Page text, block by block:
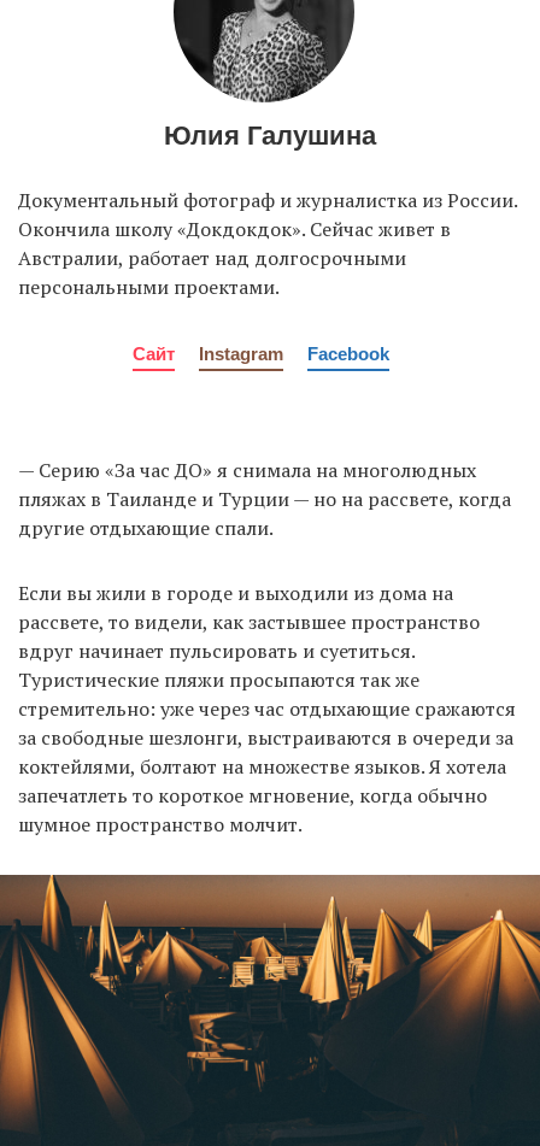
Юлия Галушина
Документальный фотограф и журналистка из России.
Окончила школу «Докдокдок». Сейчас живет в
Австралии, работает над долгосрочными
персональными проектами.
Сайт Instagram Facebook
— Серию «За час ДО» я снимала на многолюдных
пляжах в Таиланде и Турции — но на рассвете, когда
другие отдыхающие спали.
Если вы жили в городе и выходили из дома на
рассвете, то видели, как застывшее пространство
вдруг начинает пульсировать и суетиться.
Туристические пляжи просыпаются так же
стремительно: уже через час отдыхающие сражаются
за свободные шезлонги, выстраиваются в очереди за
коктейлями, болтают на множестве языков. Я хотела
запечатлеть то короткое мгновение, когда обычно
шумное пространство молчит.